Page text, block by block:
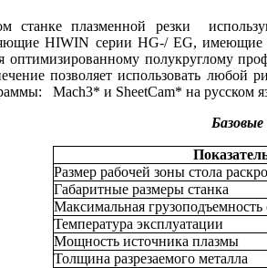
станке плазменной резки
HIWIN серии HG-/ EG, имеющие
оптимизированному полукруглому
позволяет использовать
Mach3* и SheetCam* на русском
Размер рабочей зоны стола
Габаритные размеры станка
Максимальная грузоподъемность
Температура эксплуатации
Мощность источника плазмы
Толщина разрезаемого металла